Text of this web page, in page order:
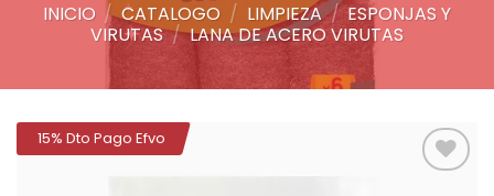
INICIO / CATALOGO / LIMPIEZA / ESPONJAS Y
VIRUTAS / LANA DE ACERO VIRUTAS
15% Dto Pago Efvo